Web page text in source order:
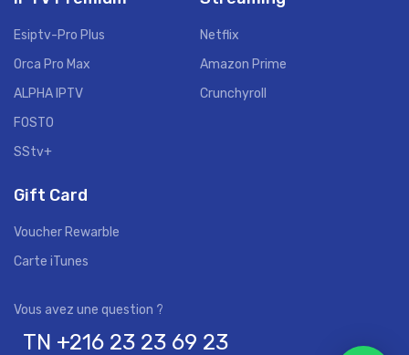
Esiptv-Pro Plus
Orca Pro Max
ALPHA IPTV
FOSTO
SStv+
Netflix
Amazon Prime
Crunchyroll
Gift Card
Voucher Rewarble
Carte iTunes
TN +216 23 23 69 23